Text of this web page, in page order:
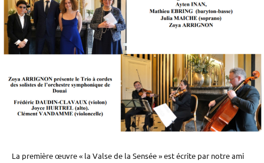
La première œuvre « la Valse de la Sensée » est écrite par notre ami